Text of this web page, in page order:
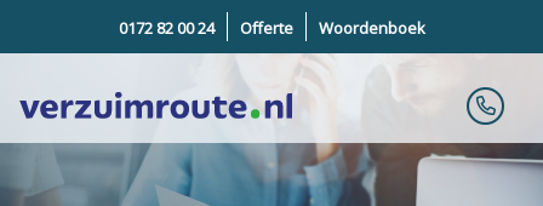
0172 82 00 24 Offerte Woordenboek